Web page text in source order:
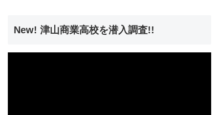
New! 津山商業高校を潜入調査!!